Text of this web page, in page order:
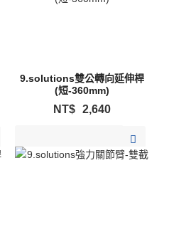
9.solutions雙公轉向延伸桿
(短-360mm)
NT$ 2,640